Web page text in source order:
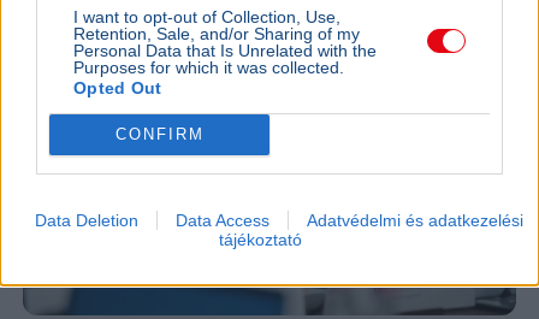
I want to opt-out of Collection, Use,
Retention, Sale, and/or Sharing of my
Personal Data that Is Unrelated with the
Purposes for which it was collected.
Opted Out
CONFIRM
Data Deletion Data Access
Adatvédelmi és adatkezelési
tájékoztató